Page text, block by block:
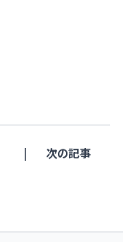
次の記事